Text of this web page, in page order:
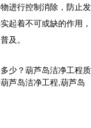
进行控制消除，防止发
起着不可或缺的作用，
及。
少？葫芦岛洁净工程质
芦岛洁净工程,葫芦岛